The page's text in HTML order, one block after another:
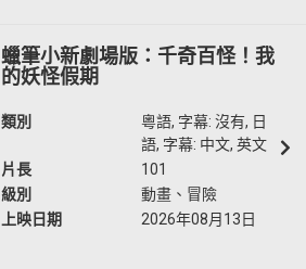
蠟筆小新劇場版：千奇百怪！我
的妖怪假期
類別
粵語, 字幕: 沒有, 日
語, 字幕: 中文, 英文
片長
101
級別
動畫、冒險
上映日期
2026年08月13日